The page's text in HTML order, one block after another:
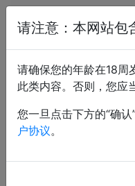
恋痛小说网
校园情侣被
上传：asd888； 售价
07 23:53:26
背景色：
请注意：本网站包
请确保您的年龄在18周
此类内容。否则，您应
您一旦点击下方的“确
户协议。